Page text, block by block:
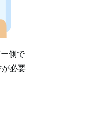
側で
必要